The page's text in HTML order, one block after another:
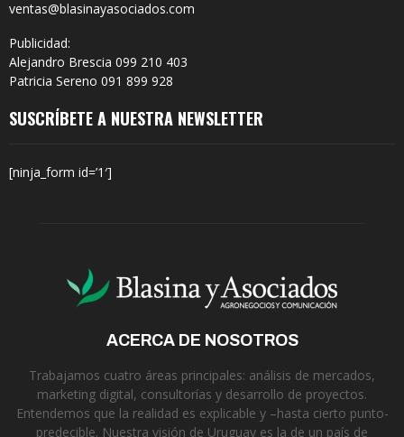
ventas@blasinayasociados.com
Publicidad:
Alejandro Brescia 099 210 403
Patricia Sereno 091 899 928
SUSCRÍBETE A NUESTRA NEWSLETTER
[ninja_form id=’1′]
ACERCA DE NOSOTROS
Trabajamos cuatro áreas principales: análisis de mercados,
marketing digital, consultorías y desarrollo de proyectos.
Entendemos que la realidad es explicable y –hasta cierto punto-
predecible. Nuestra visión de Uruguay es la de un país de